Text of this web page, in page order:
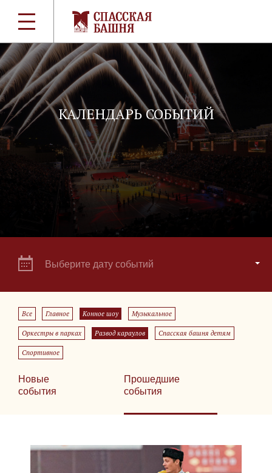
КАЛЕНДАРЬ СОБЫТИЙ
Выберите дату событий
Все Главное Конное шоу Музыкальное
Оркестры в парках Развод караулов Спасская башня детям
Спортивное
Новые
события
Прошедшие
события